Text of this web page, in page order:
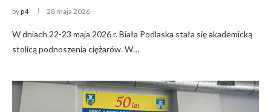
byp4 28 maja 2026
W dniach 22-23 maja 2026 r. Biała Podlaska stała się akademicką
stolicą podnoszenia ciężarów. W…